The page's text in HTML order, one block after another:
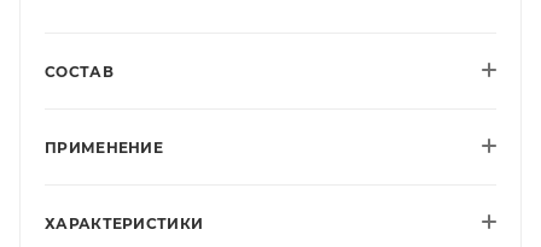
СОСТАВ
ПРИМЕНЕНИЕ
ХАРАКТЕРИСТИКИ